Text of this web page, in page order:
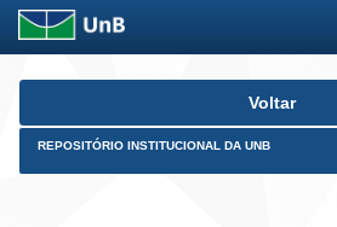
Skip
Voltar
REPOSITÓRIO INSTITUCIONAL DA UNB